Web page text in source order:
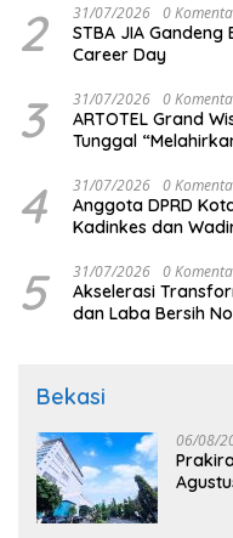
2 31/07/2026 0
STBA JIA
Career Day
3 31/07/2026 0
ARTOTEL Grand
Tunggal
4 31/07/2026 0
Anggota DPRD
Kadinkes dan
5 31/07/2026 0
Akselerasi
dan Laba Bersih
Bekasi
06/08/